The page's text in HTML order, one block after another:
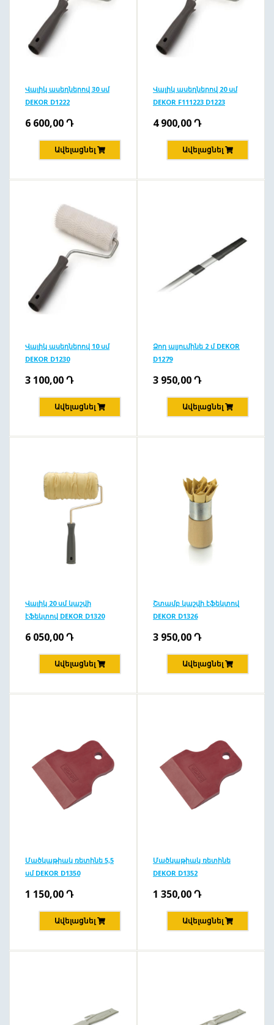
Վալիկ ասեղներով 30 սմ
DEKOR D1222
6 600,00Դ
Ավելացնել
Վալիկ ասեղներով 20 սմ
DEKOR F111223 D1223
4 900,00Դ
Ավելացնել
Վալիկ ասեղներով 10 սմ
DEKOR D1230
3 100,00Դ
Ավելացնել
Ձող ալյումինե 2 մ DEKOR
D1279
3 950,00Դ
Ավելացնել
Վալիկ 20 սմ կաշվի
էֆեկտով DEKOR D1320
6 050,00Դ
Ավելացնել
Շտամբ կաշվի էֆեկտով
DEKOR D1326
3 950,00Դ
Ավելացնել
Մածկաթիակ ռետինե 5,5
սմ DEKOR D1350
1 150,00Դ
Ավելացնել
Մածկաթիակ ռետինե
DEKOR D1352
1 350,00Դ
Ավելացնել